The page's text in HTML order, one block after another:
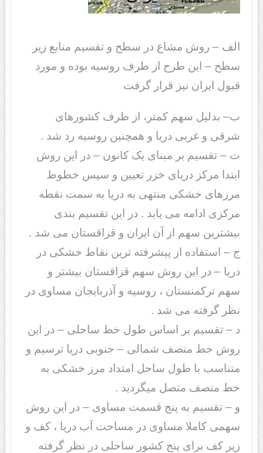
الف – روش مشاع در سطح و تقسیم منابع زیر
سطح – این طرح از طرف روسیه بوده و مورد
قبول ایران نیز قرار گرفت
ب– بدلیل سهم کمتر، از طرف کشورهای
شرقی و غربی دریا و همچنین روسیه رد شد .
ت – تقسیم بر مبنای یک کانون – در این روش
ابتدا مرکز دریای خزر تعیین و سپس خطوط
مرزهای خشکی منتهی به دریا به سمت نقطه
مرکزی ادامه می یابد . در این تقسیم بندی
بیشترین سهم از آن ایران و قزاقستان می شد .
ج – استفاده از پیشرفته ترین نقاط خشکی در
دریا – در این روش سهم قزاقستان بیشتر و
سهم ترکمنستان ، روسیه و آذربایجان مساوی در
نظر گرفته می شد .
د – تقسیم بر اساس طول خط ساحلی – در این
روش خط منصف شمالی – جنوبی دریا ترسیم و
متناسب با طول ساحل امتداد مرز خشکی به
خط منصف متصل میگردید .
و – تقسیم به پنج قسمت مساوی – در این روش
سهمی کاملا مساوی در مساحت آب دریا ، کف و
زیر کف برای پنج کشور ساحلی در نظر گرفته